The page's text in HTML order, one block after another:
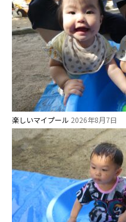
楽しいマイプール 2026年8月7日
お知らせ
今日の幼稚園
園児募集要項
教職員募集